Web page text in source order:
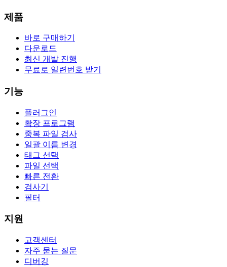
제품
바로 구매하기
다운로드
최신 개발 진행
무료로 일련번호 받기
기능
플러그인
확장 프로그램
중복 파일 검사
일괄 이름 변경
태그 선택
파일 선택
빠른 전환
검사기
필터
지원
고객센터
자주 묻는 질문
디버깅